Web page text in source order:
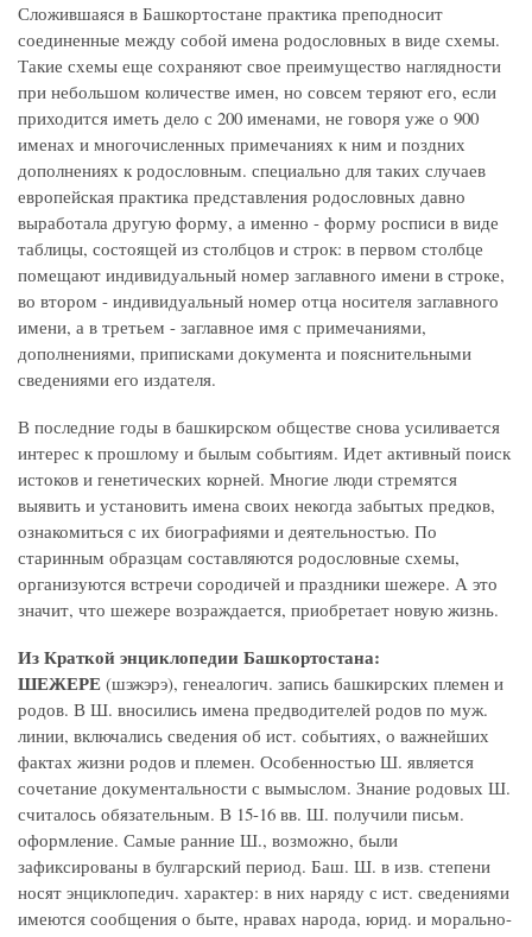
Сложившаяся в Башкортостане практика преподносит
соединенные между собой имена родословных в виде схемы.
Такие схемы еще сохраняют свое преимущество наглядности
при небольшом количестве имен, но совсем теряют его, если
приходится иметь дело с 200 именами, не говоря уже о 900
именах и многочисленных примечаниях к ним и поздних
дополнениях к родословным. специально для таких случаев
европейская практика представления родословных давно
выработала другую форму, а именно - форму росписи в виде
таблицы, состоящей из столбцов и строк: в первом столбце
помещают индивидуальный номер заглавного имени в строке,
во втором - индивидуальный номер отца носителя заглавного
имени, а в третьем - заглавное имя с примечаниями,
дополнениями, приписками документа и пояснительными
сведениями его издателя.
В последние годы в башкирском обществе снова усиливается
интерес к прошлому и былым событиям. Идет активный поиск
истоков и генетических корней. Многие люди стремятся
выявить и установить имена своих некогда забытых предков,
ознакомиться с их биографиями и деятельностью. По
старинным образцам составляются родословные схемы,
организуются встречи сородичей и праздники шежере. А это
значит, что шежере возраждается, приобретает новую жизнь.
Из Краткой энциклопедии Башкортостана:
ШЕЖЕРЕ (шэжэрэ), генеалогич. запись башкирских племен и
родов. В Ш. вносились имена предводителей родов по муж.
линии, включались сведения об ист. событиях, о важнейших
фактах жизни родов и племен. Особенностью Ш. является
сочетание документальности с вымыслом. Знание родовых Ш.
считалось обязательным. В 15-16 вв. Ш. получили письм.
оформление. Самые ранние Ш., возможно, были
зафиксированы в булгарский период. Баш. Ш. в изв. степени
носят энциклопедич. характер: в них наряду с ист. сведениями
имеются сообщения о быте, нравах народа, юрид. и морально-